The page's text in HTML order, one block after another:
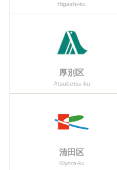
Higashi-ku
厚別区
Atsubetsu-ku
清田区
Kiyota-ku